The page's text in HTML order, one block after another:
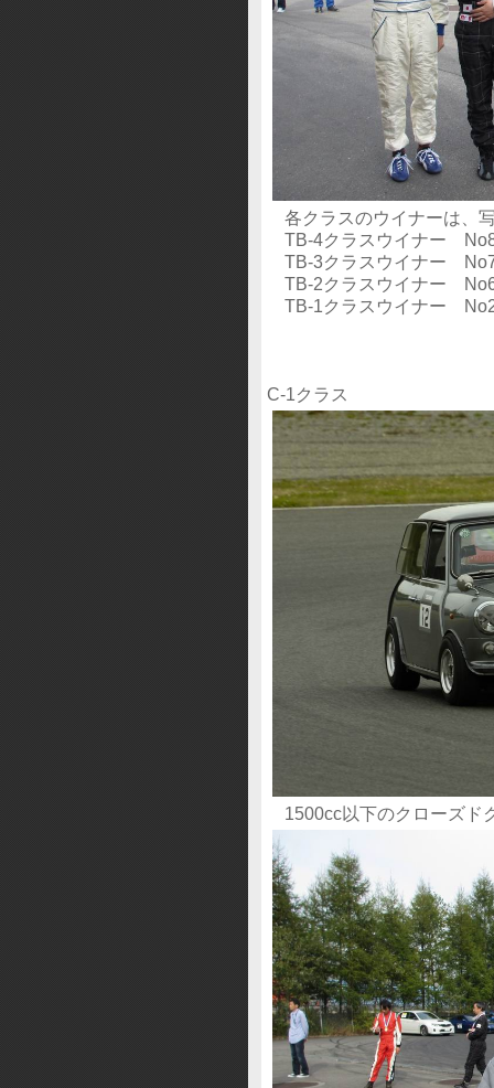
各クラスのウイナーは、
TB-4クラスウイナー
TB-3クラスウイナー
TB-2クラスウイナー
TB-1クラスウイナー
C-1クラス
1500cc以下のクローズド